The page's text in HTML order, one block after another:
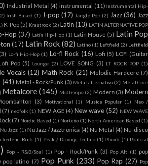
Industrial Metal (4) instrumental (11) Instrumental Hip-
Irish Based (1) J-pop (17) Jangle Pop (2) Jazz (36) Jazz
K-Pop (5) Krautrock (2) Latin (13) LATIN ALTERNATIVE POP
Hop (37) Latín Hip-Hop (1) Latin House (5) Latin Pop
(17) Latin Rock (82) Latino (1) Leftfield (2) Leftfield
(3) Lo-fi Hip-Hop (1) Lo-fi Rock (16) Lofi (5) LOFI (Guitar
Pop (5) Lounge (2) LOVE SONG (3) LT ROCK POP (1)
Vocals (12) Math Rock (21) Melodic Hardcore (7)
(41) Metal - Rock/Punk (3) Metal alternativo (2) Metal Core
Metalcore (145) Midtempo (2) Modern (3) Modern
(3) Motivational (1) Música Popular (1)
Neo /
(7) neofolk (1) NEW AGE (4) New wave (52) NEW WAVE
(7) Nordic Based (1) Norteño (1) North American Based (1)
Nu Jazz (1) Nu Jazz / Jazztronica (4) Nu Metal (4) Nu-disco
Rock (1) Peak / Driving Techno (1) Phonk (1) Political
Pop - R&B/Soul (1) Pop - Rock/Punk (3) Pop Alt (1) pop
pop latino (7) Pop Punk (233) Pop Rap (27) Pop